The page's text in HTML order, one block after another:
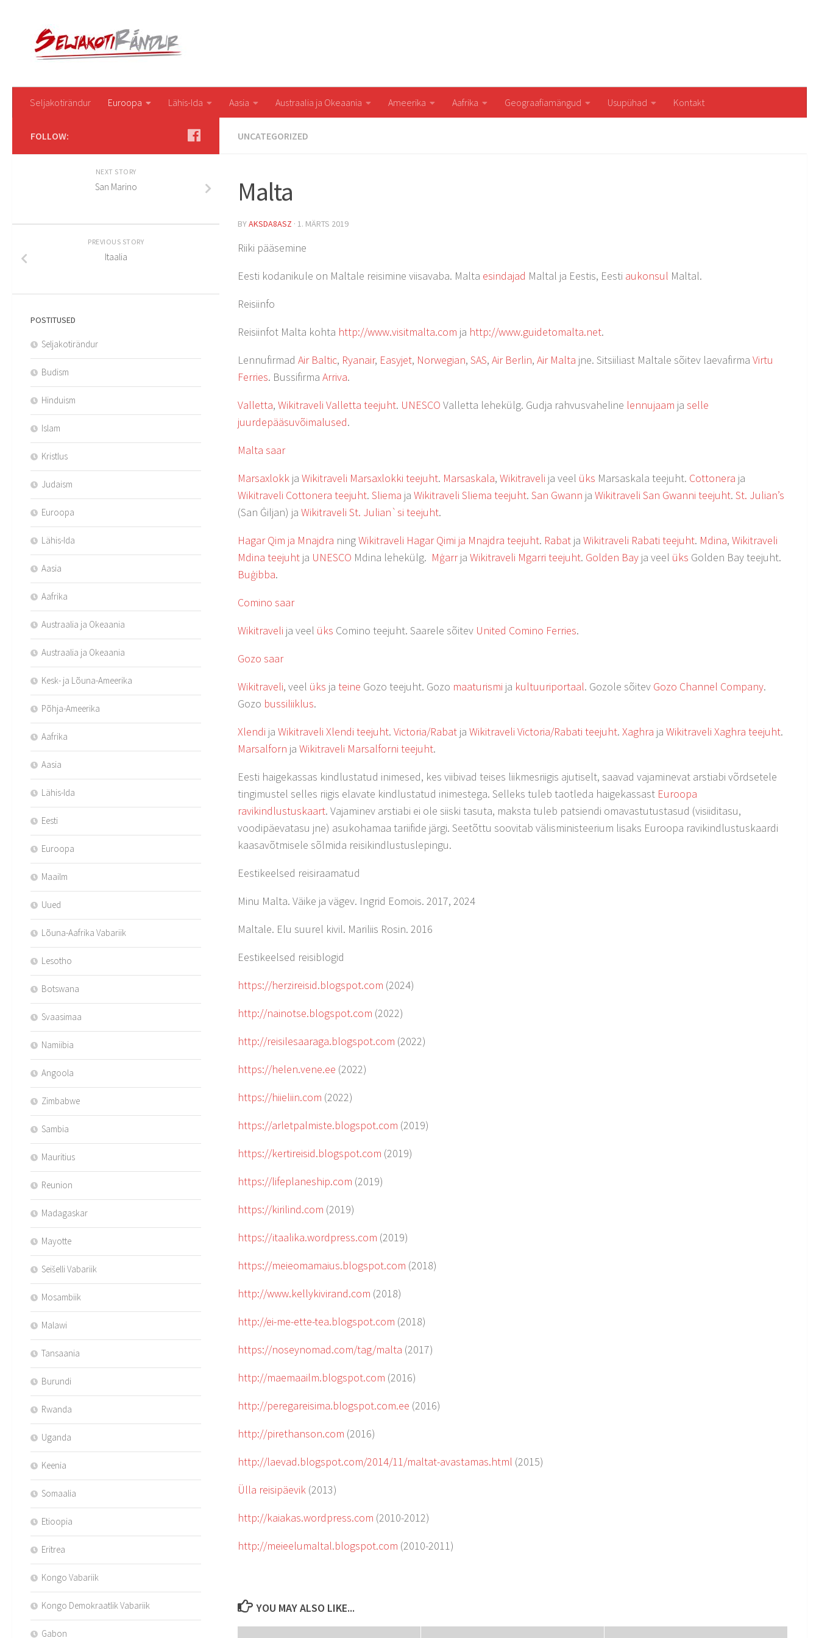
Seljakotirändur Euroopa Lähis-Ida Aasia Austraalia ja Okeaania Ameerika Aafrika Geograafiamängud Usupühad Kontakt
UNCATEGORIZED
Malta
BYAKSDA8ASZ · 1. MÄRTS 2019
Riiki pääsemine
Eesti kodanikule on Maltale reisimine viisavaba. Malta esindajad Maltal ja Eestis, Eesti aukonsul Maltal.
Reisiinfo
Reisiinfot Malta kohta http://www.visitmalta.com ja http://www.guidetomalta.net.
Lennufirmad Air Baltic, Ryanair, Easyjet, Norwegian, SAS, Air Berlin, Air Malta jne. Sitsiiliast Maltale sõitev laevafirma Virtu
Ferries. Bussifirma Arriva.
Valletta, Wikitraveli Valletta teejuht. UNESCO Valletta lehekülg. Gudja rahvusvaheline lennujaam ja selle
juurdepääsuvõimalused.
Malta saar
Marsaxlokk ja Wikitraveli Marsaxlokki teejuht. Marsaskala, Wikitraveli ja veel üks Marsaskala teejuht. Cottonera ja
Wikitraveli Cottonera teejuht. Sliema ja Wikitraveli Sliema teejuht. San Gwann ja Wikitraveli San Gwanni teejuht. St. Julian’s
(San Ġiljan) ja Wikitraveli St. Julian`si teejuht.
Hagar Qim ja Mnajdra ningWikitraveli Hagar Qimi ja Mnajdra teejuht. Rabat ja Wikitraveli Rabati teejuht. Mdina, Wikitraveli
Mdina teejuht ja UNESCO Mdina lehekülg. Mġarrja Wikitraveli Mgarri teejuht. Golden Bay ja veel üks Golden Bay teejuht.
Buġibba.
Comino saar
Wikitraveli ja veel üks Comino teejuht. Saarele sõitev United Comino Ferries.
Gozo saar
Wikitraveli, veel üks ja teine Gozo teejuht. Gozo maaturismi ja kultuuriportaal. Gozole sõitev Gozo Channel Company.
Gozo bussiliiklus.
Xlendi ja Wikitraveli Xlendi teejuht. Victoria/Rabat ja Wikitraveli Victoria/Rabati teejuht. Xaghra ja Wikitraveli Xaghra teejuht.
Marsalforn ja Wikitraveli Marsalforni teejuht.
Eesti haigekassas kindlustatud inimesed, kes viibivad teises liikmesriigis ajutiselt, saavad vajaminevat arstiabi võrdsetele
tingimustel selles riigis elavate kindlustatud inimestega. Selleks tuleb taotleda haigekassast Euroopa
ravikindlustuskaart. Vajaminev arstiabi ei ole siiski tasuta, maksta tuleb patsiendi omavastutustasud (visiiditasu,
voodipäevatasu jne) asukohamaa tariifide järgi. Seetõttu soovitab välisministeerium lisaks Euroopa ravikindlustuskaardi
kaasavõtmisele sõlmida reisikindlustuslepingu.
Eestikeelsed reisiraamatud
Minu Malta. Väike ja vägev. Ingrid Eomois. 2017, 2024
Maltale. Elu suurel kivil. Mariliis Rosin. 2016
Eestikeelsed reisiblogid
https://herzireisid.blogspot.com (2024)
http://nainotse.blogspot.com (2022)
http://reisilesaaraga.blogspot.com (2022)
https://helen.vene.ee (2022)
https://hiieliin.com (2022)
https://arletpalmiste.blogspot.com (2019)
https://kertireisid.blogspot.com (2019)
https://lifeplaneship.com (2019)
https://kirilind.com (2019)
https://itaalika.wordpress.com (2019)
https://meieomamaius.blogspot.com (2018)
http://www.kellykivirand.com (2018)
http://ei-me-ette-tea.blogspot.com (2018)
https://noseynomad.com/tag/malta (2017)
http://maemaailm.blogspot.com (2016)
http://peregareisima.blogspot.com.ee (2016)
http://pirethanson.com (2016)
http://laevad.blogspot.com/2014/11/maltat-avastamas.html (2015)
Ülla reisipäevik (2013)
http://kaiakas.wordpress.com (2010-2012)
http://meieelumaltal.blogspot.com (2010-2011)
YOU MAY ALSO LIKE...
FOLLOW:
NEXT STORY
San Marino
PREVIOUS STORY
Itaalia
POSTITUSED
Seljakotirändur
Budism
Hinduism
Islam
Kristlus
Judaism
Euroopa
Lähis-Ida
Aasia
Aafrika
Austraalia ja Okeaania
Austraalia ja Okeaania
Kesk- ja Lõuna-Ameerika
Põhja-Ameerika
Aafrika
Aasia
Lähis-Ida
Eesti
Euroopa
Maailm
Uued
Lõuna-Aafrika Vabariik
Lesotho
Botswana
Svaasimaa
Namiibia
Angoola
Zimbabwe
Sambia
Mauritius
Reunion
Madagaskar
Mayotte
Seišelli Vabariik
Mosambiik
Malawi
Tansaania
Burundi
Rwanda
Uganda
Keenia
Somaalia
Etioopia
Eritrea
Kongo Vabariik
Kongo Demokraatlik Vabariik
Gabon